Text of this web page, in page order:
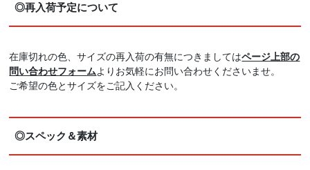
◎再入荷予定について
在庫切れの色、サイズの再入荷の有無につきましてはページ上部の
問い合わせフォームよりお気軽にお問い合わせくださいませ。
ご希望の色とサイズをご記入ください。
◎スペック＆素材